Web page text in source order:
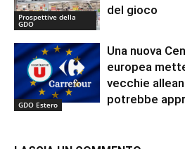
Prospettive della
GDO
del gioco
GDO Estero
Una nuova
europea
vecchie
potrebbe